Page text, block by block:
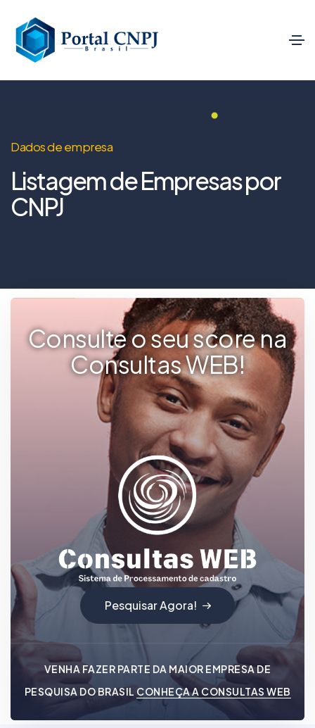
Dados de empresa
Listagem de Empresas por
CNPJ
Consulte o seu score na
Consultas WEB!
Pesquisar Agora!
VENHA FAZER PARTE DA MAIOR EMPRESA DE
PESQUISA DO BRASIL CONHEÇA A CONSULTAS WEB